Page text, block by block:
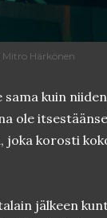
Mitro Härkönen
kuin niiden
ole
joka korosti
jälkeen